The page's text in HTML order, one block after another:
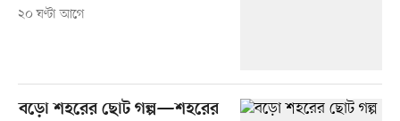
২০ ঘণ্টা আগে
বড়ো শহরের ছোট গল্প—শহরের